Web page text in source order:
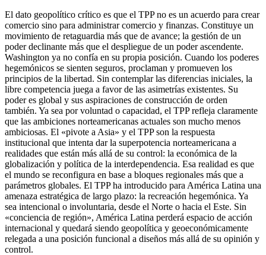
El dato geopolítico crítico es que el TPP no es un acuerdo para crear
comercio sino para administrar comercio y finanzas. Constituye un
movimiento de retaguardia más que de avance; la gestión de un
poder declinante más que el despliegue de un poder ascendente.
Washington ya no confía en su propia posición. Cuando los poderes
hegemónicos se sienten seguros, proclaman y promueven los
principios de la libertad. Sin contemplar las diferencias iniciales, la
libre competencia juega a favor de las asimetrías existentes. Su
poder es global y sus aspiraciones de construcción de orden
también. Ya sea por voluntad o capacidad, el TPP refleja claramente
que las ambiciones norteamericanas actuales son mucho menos
ambiciosas. El «pivote a Asia» y el TPP son la respuesta
institucional que intenta dar la superpotencia norteamericana a
realidades que están más allá de su control: la económica de la
globalización y política de la interdependencia. Esa realidad es que
el mundo se reconfigura en base a bloques regionales más que a
parámetros globales. El TPP ha introducido para América Latina una
amenaza estratégica de largo plazo: la recreación hegemónica. Ya
sea intencional o involuntaria, desde el Norte o hacia el Este. Sin
«conciencia de región», América Latina perderá espacio de acción
internacional y quedará siendo geopolítica y geoeconómicamente
relegada a una posición funcional a diseños más allá de su opinión y
control.